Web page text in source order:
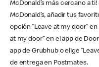
McDonald’s más cercano a
McDonald’s, añadir tus
opción “Leave at my door”
at my door” en el app de
app de Grubhub o elige
de entrega en Postmates.